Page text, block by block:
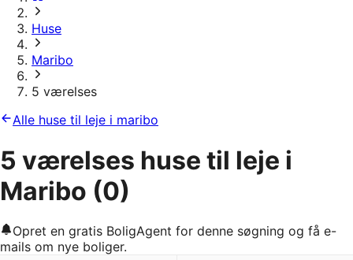
Huse
Maribo
5 værelses
Alle huse til leje i maribo
5 værelses huse til leje i
Maribo (0)
Opret en gratis BoligAgent for denne søgning og få e-
mails om nye boliger.